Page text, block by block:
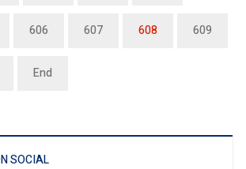
606 607 608 609
End
SOCIAL